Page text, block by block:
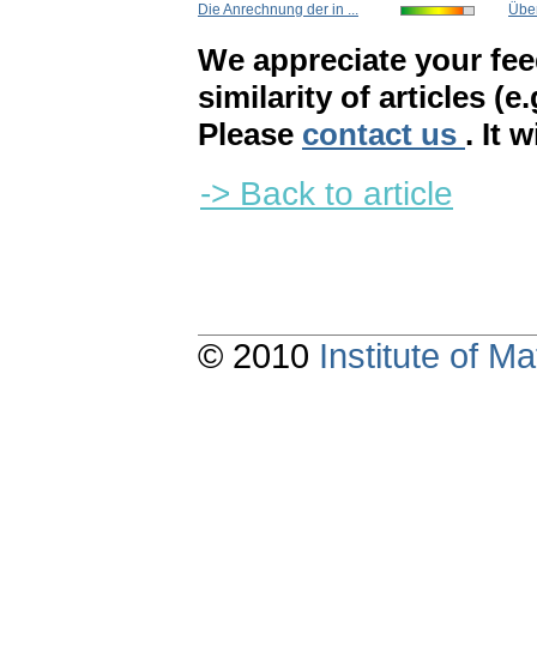
Die Anrechnung der in ...
We appreciate your
similarity of articles
Please contact us . It
-> Back to article
© 2010 Institute of